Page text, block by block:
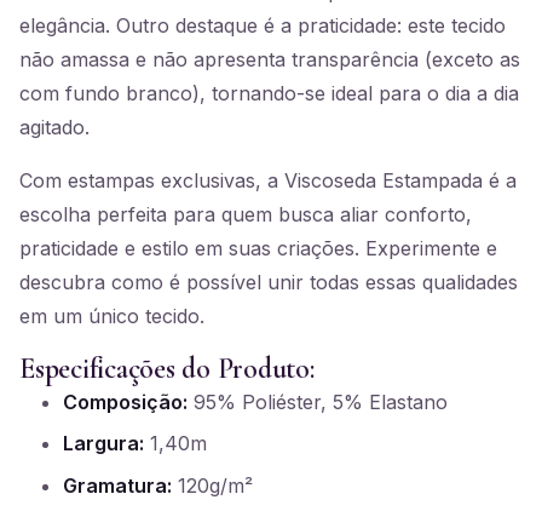
elegância. Outro destaque é a praticidade: este tecido
não amassa e não apresenta transparência (exceto as
com fundo branco), tornando-se ideal para o dia a dia
agitado.
Com estampas exclusivas, a Viscoseda Estampada é a
escolha perfeita para quem busca aliar conforto,
praticidade e estilo em suas criações. Experimente e
descubra como é possível unir todas essas qualidades
em um único tecido.
Especificações do Produto:
Composição: 95% Poliéster, 5% Elastano
Largura: 1,40m
Gramatura: 120g/m²